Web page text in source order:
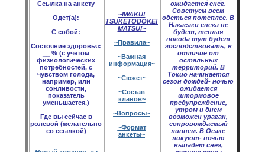
Ссылка на анкету
Одет(а):
С собой:
Состояние здоровья:
__ % (с учетом
физиологических
потребностей, с
чувством голода,
например, или
сонливости,
показатель
уменьшается.)
Где вы сейчас в
ролевой (желательно
со ссылкой)
~IWAKU!
TSUKETODOKE!
MATSU!~
~Правила~
~Важная
информация~
~Сюжет~
~Состав
кланов~
~Вопросы~
~Формат
анкеты~
ожидается снег.
Советуем всем
одеться потеплее. В
Нагасаки снега не
будет, теплая
погода тут будет
господствовать, в
отличие от
остальных
территорий. В
Токио начинается
сезон дождей- ночью
ожидается
штормовое
предупреждение,
утром и днем
возможен ураган,
сопровождаемый
ливнем. В Осаке
ликуют- ночью
выпадет снег,